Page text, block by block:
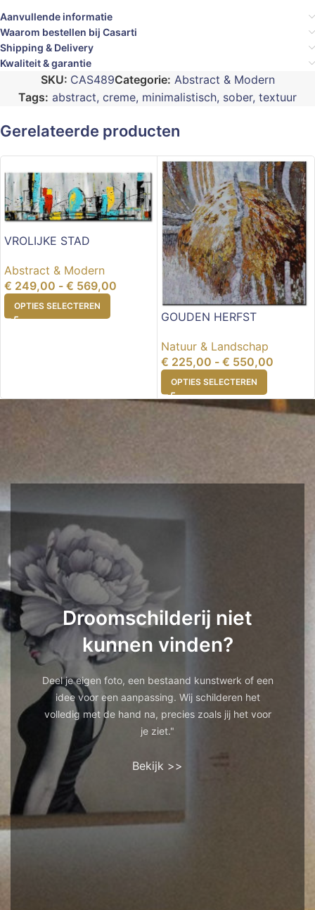
Aanvullende informatie
Waarom bestellen bij Casarti
Shipping & Delivery
Kwaliteit & garantie
SKU: CAS489Categorie: Abstract & Modern
Tags: abstract, creme, minimalistisch, sober, textuur
Gerelateerde producten
VROLIJKE STAD
Abstract & Modern
€ 249,00 - € 569,00
OPTIES SELECTEREN
GOUDEN HERFST
Natuur & Landschap
€ 225,00 - € 550,00
OPTIES SELECTEREN
Droomschilderij niet
kunnen vinden?
Deel je eigen foto, een bestaand kunstwerk of een
idee voor een aanpassing. Wij schilderen het
volledig met de hand na, precies zoals jij het voor
je ziet."
Bekijk >>